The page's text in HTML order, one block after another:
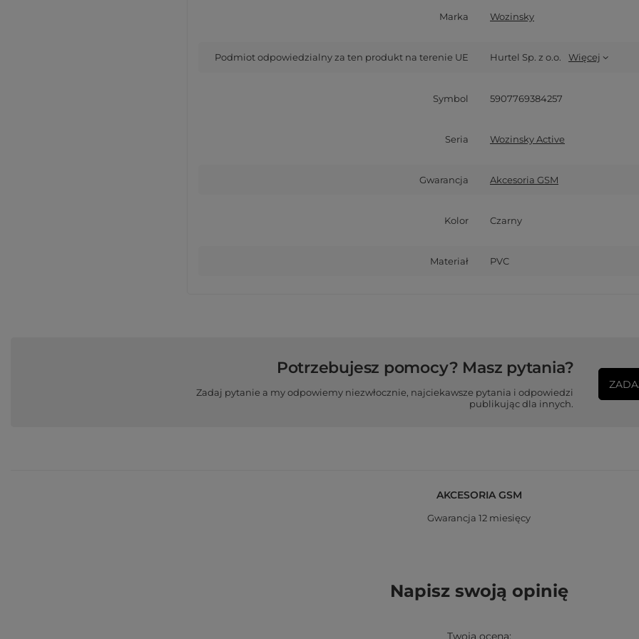
Marka Wozinsky
Podmiot odpowiedzialny za ten produkt na terenie UE Hurtel Sp. z o.o. Więcej
Symbol 5907769384257
Seria Wozinsky Active
Gwarancja Akcesoria GSM
Kolor Czarny
Materiał PVC
Potrzebujesz pomocy? Masz pytania?
Zadaj pytanie a my odpowiemy niezwłocznie, najciekawsze pytania i odpowiedzi
publikując dla innych.
AKCESORIA GSM
Gwarancja 12 miesięcy
Napisz swoją opinię
Twoja ocena: